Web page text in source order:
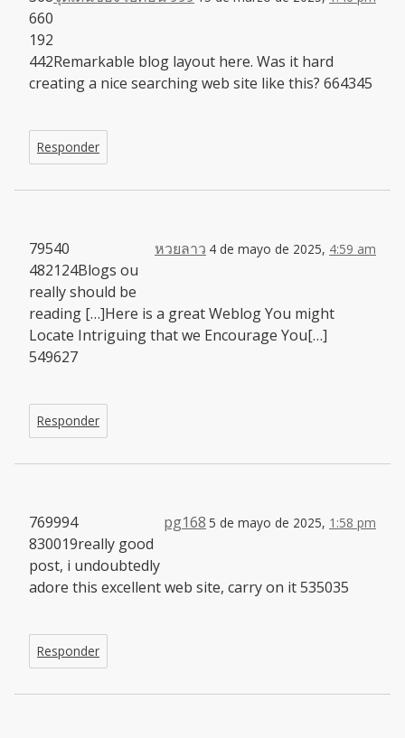
660
192
442Remarkable blog layout here. Was it hard
creating a nice searching web site like this? 664345
Responder
หวยลาว 4 de mayo de 2025, 4:59 am
79540
482124Blogs ou
really should be
reading […]Here is a great Weblog You might
Locate Intriguing that we Encourage You[…]
549627
Responder
pg168 5 de mayo de 2025, 1:58 pm
769994
830019really good
post, i undoubtedly
adore this excellent web site, carry on it 535035
Responder